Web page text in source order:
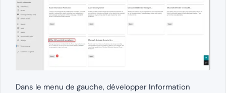
Dans le menu de gauche, développer Information